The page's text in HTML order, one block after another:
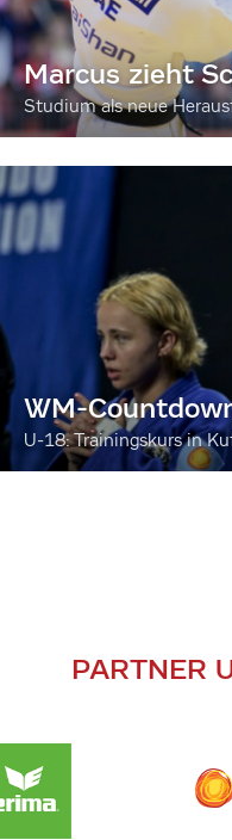
Marcus zieht
Studium als neue
WM-
U-18: Trainingskurs in
PARTNER